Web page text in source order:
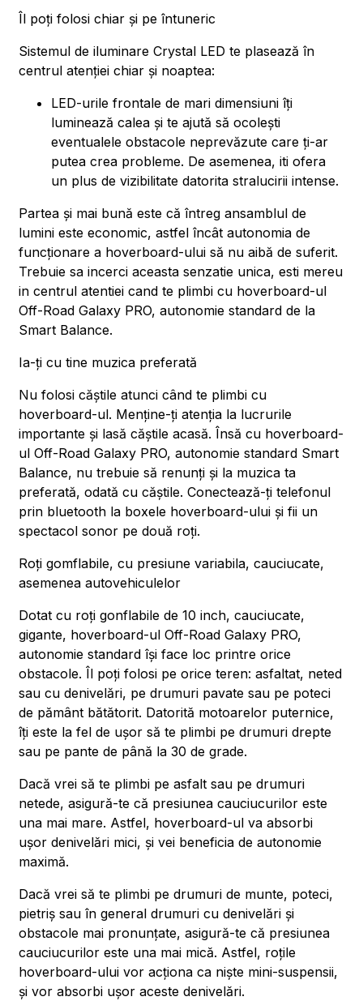
Îl poți folosi chiar și pe întuneric
Sistemul de iluminare Crystal LED te plasează în
centrul atenției chiar și noaptea:
LED-urile frontale de mari dimensiuni îți
luminează calea și te ajută să ocolești
eventualele obstacole neprevăzute care ți-ar
putea crea probleme. De asemenea, iti ofera
un plus de vizibilitate datorita stralucirii intense.
Partea și mai bună este că întreg ansamblul de
lumini este economic, astfel încât autonomia de
funcționare a hoverboard-ului să nu aibă de suferit.
Trebuie sa incerci aceasta senzatie unica, esti mereu
in centrul atentiei cand te plimbi cu hoverboard-ul
Off-Road Galaxy PRO, autonomie standard de la
Smart Balance.
Ia-ți cu tine muzica preferată
Nu folosi căștile atunci când te plimbi cu
hoverboard-ul. Menține-ți atenția la lucrurile
importante și lasă căștile acasă. Însă cu hoverboard-
ul Off-Road Galaxy PRO, autonomie standard Smart
Balance, nu trebuie să renunți și la muzica ta
preferată, odată cu căștile. Conectează-ți telefonul
prin bluetooth la boxele hoverboard-ului și fii un
spectacol sonor pe două roți.
Roți gomflabile, cu presiune variabila, cauciucate,
asemenea autovehiculelor
Dotat cu roți gonflabile de 10 inch, cauciucate,
gigante, hoverboard-ul Off-Road Galaxy PRO,
autonomie standard își face loc printre orice
obstacole. Îl poți folosi pe orice teren: asfaltat, neted
sau cu denivelări, pe drumuri pavate sau pe poteci
de pământ bătătorit. Datorită motoarelor puternice,
îți este la fel de ușor să te plimbi pe drumuri drepte
sau pe pante de până la 30 de grade.
Dacă vrei să te plimbi pe asfalt sau pe drumuri
netede, asigură-te că presiunea cauciucurilor este
una mai mare. Astfel, hoverboard-ul va absorbi
ușor denivelări mici, și vei beneficia de autonomie
maximă.
Dacă vrei să te plimbi pe drumuri de munte, poteci,
pietriș sau în general drumuri cu denivelări și
obstacole mai pronunțate, asigură-te că presiunea
cauciucurilor este una mai mică. Astfel, roțile
hoverboard-ului vor acționa ca niște mini-suspensii,
și vor absorbi ușor aceste denivelări.